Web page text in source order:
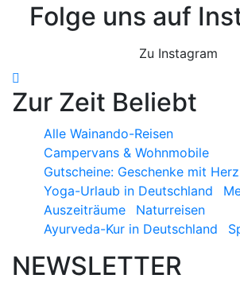
Folge uns auf
Zu Instagram
Zur Zeit Beliebt
Alle Wainando-Reisen
Campervans & Wohnmobile
Gutscheine: Geschenke mit Herz
Yoga-Urlaub in Deutschland
Auszeiträume
Naturreisen
Ayurveda-Kur in Deutschland
NEWSLETTER